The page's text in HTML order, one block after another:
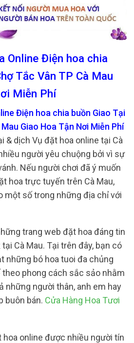
Online Điện hoa chia
Tắc Vân TP Cà Mau
Miễn Phí
Điện hoa chia buồn Giao Tại
Giao Hoa Tận Nơi Miễn Phí
& dịch Vụ đặt hoa online tại Cà
người yêu chuộng bởi vì sự
Nếu người chơi đã ý muốn
hoa trực tuyến trên Cà Mau,
một số trong những địa chỉ với
trang web đặt hoa đáng tin
Cà Mau. Tại trên đây, bạn có
những bó hoa tuoi đa chủng
theo phong cách sắc sảo nhằm
những người thân, anh em hay
buôn bán. Cửa Hàng Hoa Tươi
hoa online được nhiều người tín